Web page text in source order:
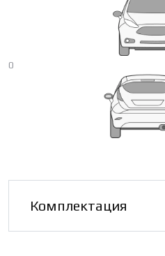
0
Комплектация